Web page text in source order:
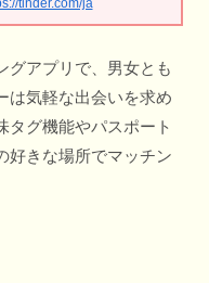
tinder.com/ja
グアプリで、男女とも
は気軽な出会いを求め
タグ機能やパスポート
好きな場所でマッチン